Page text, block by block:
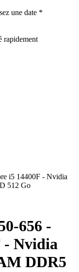
une date *
rapidement
i5 14400F - Nvidia
512 Go
656 -
- Nvidia
DDR5